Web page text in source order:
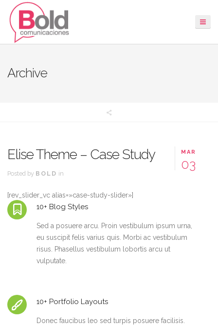
Archive
MAR
03
Elise Theme – Case Study
Posted by BOLD in
[rev_slider_vc alias=»case-study-slider»]
10+ Blog Styles
Sed a posuere arcu. Proin vestibulum ipsum urna,
eu suscipit felis varius quis. Morbi ac vestibulum
risus. Phasellus vestibulum lobortis arcu ut
vulputate.
10+ Portfolio Layouts
Donec faucibus leo sed turpis posuere facilisis.